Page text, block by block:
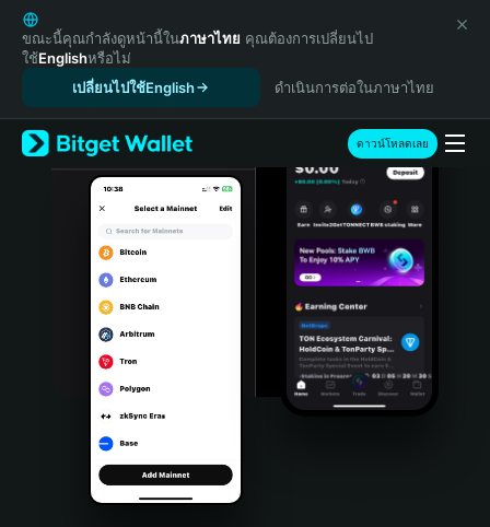
English
日本語
Tiếng Việt
Español (Latinoamérica)
Türkçe
Italiano
Português (Portugal)
Bahasa Indonesia
Português (Brasil)
Español (Argentina)
ขณะนี้คุณกำลังดูหน้านี้ในภาษาไทย คุณต้องการเปลี่ยนไป
ใช้Englishหรือไม่
เปลี่ยนไปใช้English
ดำเนินการต่อในภาษาไทย
ดาวน์โหลดเลย